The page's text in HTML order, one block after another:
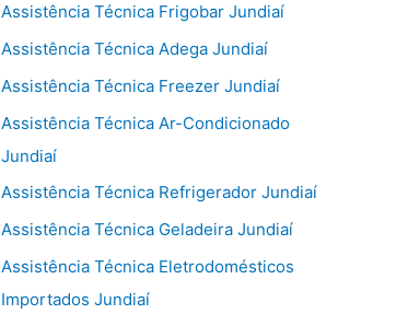
Assistência Técnica Frigobar Jundiaí
Assistência Técnica Adega Jundiaí
Assistência Técnica Freezer Jundiaí
Assistência Técnica Ar-Condicionado
Jundiaí
Assistência Técnica Refrigerador Jundiaí
Assistência Técnica Geladeira Jundiaí
Assistência Técnica Eletrodomésticos
Importados Jundiaí